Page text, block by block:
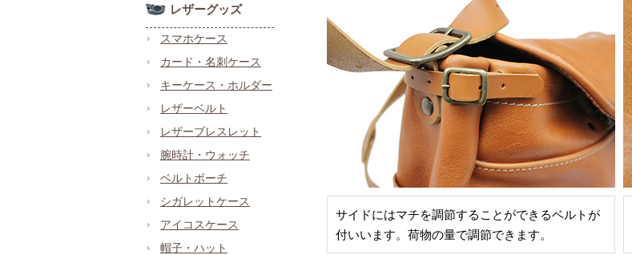
レザーグッズ
スマホケース
カード・名刺ケース
キーケース・ホルダー
レザーベルト
レザーブレスレット
腕時計・ウォッチ
ベルトポーチ
シガレットケース
アイコスケース
帽子・ハット
サイドにはマチを調節することができるベルトが
付いいます。荷物の量で調節できます。